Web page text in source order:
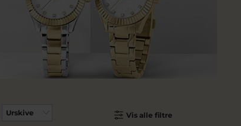
Urskive Vis alle filtre